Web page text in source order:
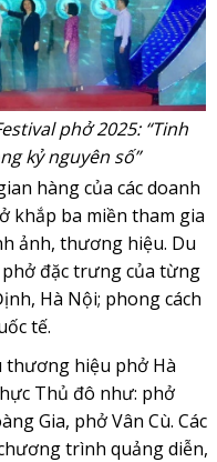
phở 2025: “Tinh
kỷ nguyên số”
hàng của các doanh
khắp ba miền tham gia
ảnh, thương hiệu. Du
đặc trưng của từng
Hà Nội; phong cách
tế.
thương hiệu phở Hà
Thủ đô như: phở
Gia, phở Vân Cù. Các
trình quảng diễn,